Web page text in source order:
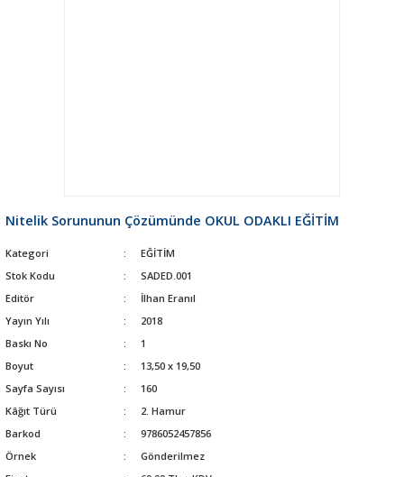
Nitelik Sorununun Çözümünde OKUL ODAKLI EĞİTİM
Kategori
EĞİTİM
Stok Kodu
SADED.001
Editör
İlhan Eranıl
Yayın Yılı
2018
Baskı No
1
Boyut
13,50 x 19,50
Sayfa Sayısı
160
Kâğıt Türü
2. Hamur
Barkod
9786052457856
Örnek
Gönderilmez